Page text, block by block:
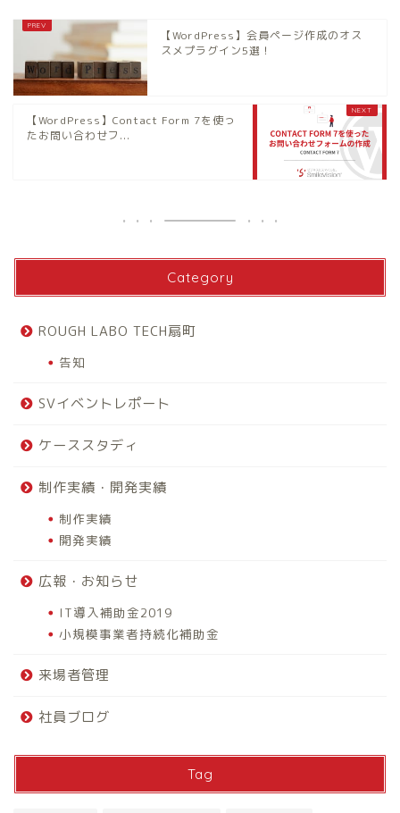
【WordPress】会員ページ作成のオス
スメプラグイン5選！
【WordPress】Contact Form 7を使っ
たお問い合わせフ...
Category
ROUGH LABO TECH扇町
告知
SVイベントレポート
ケーススタディ
制作実績・開発実績
制作実績
開発実績
広報・お知らせ
IT導入補助金2019
小規模事業者持続化補助金
来場者管理
社員ブログ
Tag